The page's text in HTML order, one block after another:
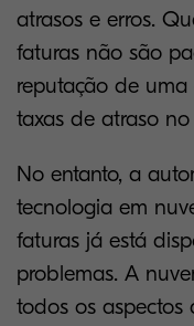
atrasos e erros.
faturas não são
reputação de uma
taxas de atraso
No entanto, a
tecnologia em
faturas já está
problemas. A
todos os aspectos